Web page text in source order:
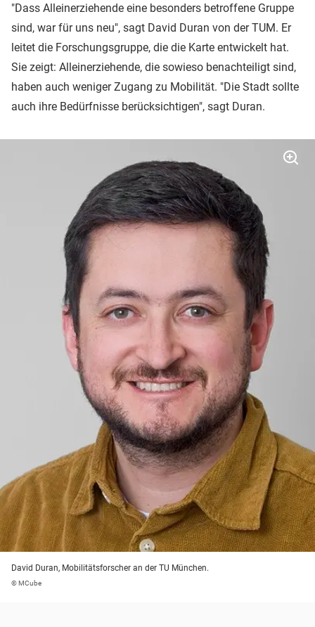
"Dass Alleinerziehende eine besonders betroffene Gruppe
sind, war für uns neu", sagt David Duran von der TUM. Er
leitet die Forschungsgruppe, die die Karte entwickelt hat.
Sie zeigt: Alleinerziehende, die sowieso benachteiligt sind,
haben auch weniger Zugang zu Mobilität. "Die Stadt sollte
auch ihre Bedürfnisse berücksichtigen", sagt Duran.
David Duran, Mobilitätsforscher an der TU München.
© MCube